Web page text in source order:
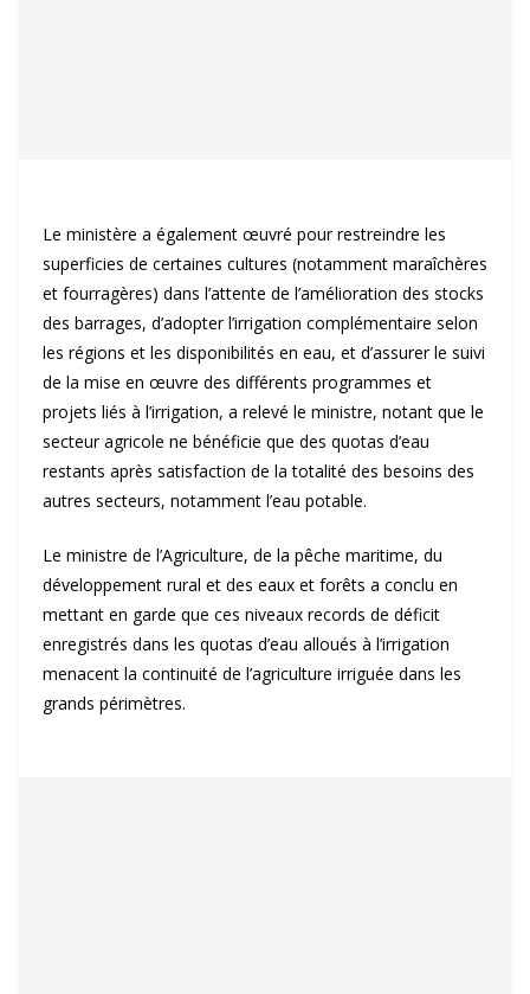
Le ministère a également œuvré pour restreindre les
superficies de certaines cultures (notamment maraîchères
et fourragères) dans l’attente de l’amélioration des stocks
des barrages, d’adopter l’irrigation complémentaire selon
les régions et les disponibilités en eau, et d’assurer le suivi
de la mise en œuvre des différents programmes et
projets liés à l’irrigation, a relevé le ministre, notant que le
secteur agricole ne bénéficie que des quotas d’eau
restants après satisfaction de la totalité des besoins des
autres secteurs, notamment l’eau potable.
Le ministre de l’Agriculture, de la pêche maritime, du
développement rural et des eaux et forêts a conclu en
mettant en garde que ces niveaux records de déficit
enregistrés dans les quotas d’eau alloués à l’irrigation
menacent la continuité de l’agriculture irriguée dans les
grands périmètres.